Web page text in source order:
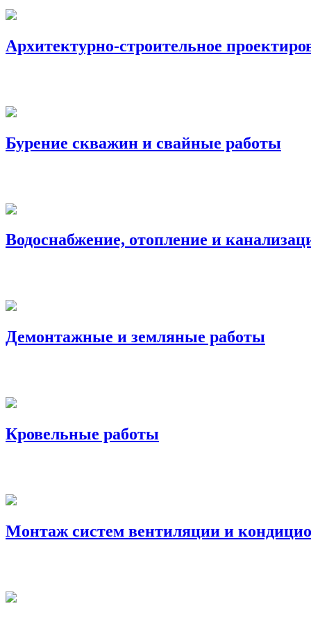
Архитектурно-строительное
Бурение скважин и свайные работы
Водоснабжение, отопление и
Демонтажные и земляные работы
Кровельные работы
Монтаж систем вентиляции и